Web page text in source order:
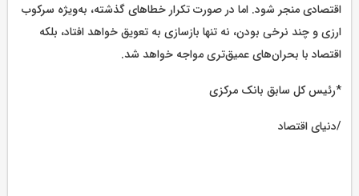
اقتصادی منجر شود. اما در صورت تکرار خطا‌های گذشته، به‌‌ویژه سرکوب
ارزی و چند نرخی بودن، نه ‌تنها بازسازی به تعویق خواهد افتاد، بلکه
اقتصاد با بحران‌های عمیق‌تری مواجه خواهد شد.
*رئیس کل سابق بانک مرکزی
/دنیای اقتصاد